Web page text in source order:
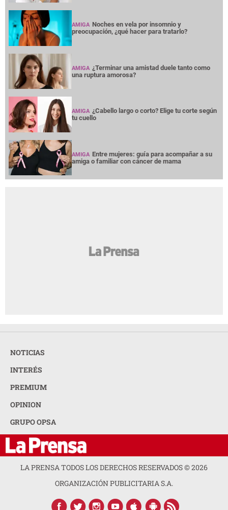
AMIGA Noches en vela por insomnio y
preocupación, ¿qué hacer para tratarlo?
AMIGA ¿Terminar una amistad duele tanto como
una ruptura amorosa?
AMIGA ¿Cabello largo o corto? Elige tu corte según
tu cuello
AMIGA Entre mujeres: guía para acompañar a su
amiga o familiar con cáncer de mama
NOTICIAS
INTERÉS
PREMIUM
OPINION
GRUPO OPSA
LA PRENSA TODOS LOS DERECHOS RESERVADOS ©2026
ORGANIZACIÓN PUBLICITARIA S.A.